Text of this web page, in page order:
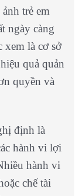
trẻ em
ngày càng
là cơ sở
quả quản
quyền và
định là
hành vi lợi
hành vi
chế tài